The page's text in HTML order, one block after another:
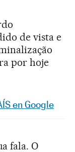
de vista e
por hoje
en Google
fala. O